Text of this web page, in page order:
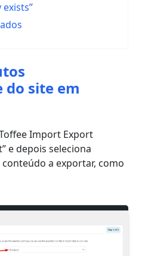
do site em
Import Export
e depois seleciona
a exportar, como